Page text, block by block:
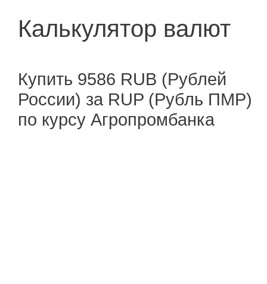
Калькулятор валют
Купить 9586 RUB (Рублей
России) за RUP (Рубль ПМР)
по курсу Агропромбанка